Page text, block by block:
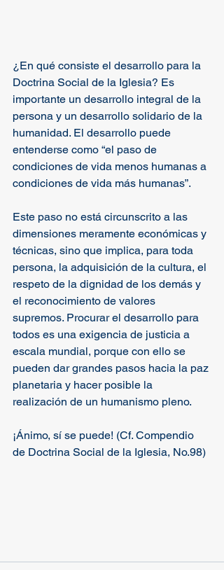
¿En qué consiste el desarrollo para la
Doctrina Social de la Iglesia? Es
importante un desarrollo integral de la
persona y un desarrollo solidario de la
humanidad. El desarrollo puede
entenderse como “el paso de
condiciones de vida menos humanas a
condiciones de vida más humanas”.
Este paso no está circunscrito a las
dimensiones meramente económicas y
técnicas, sino que implica, para toda
persona, la adquisición de la cultura, el
respeto de la dignidad de los demás y
el reconocimiento de valores
supremos. Procurar el desarrollo para
todos es una exigencia de justicia a
escala mundial, porque con ello se
pueden dar grandes pasos hacia la paz
planetaria y hacer posible la
realización de un humanismo pleno.
¡Ánimo, sí se puede! (Cf. Compendio
de Doctrina Social de la Iglesia, No.98)